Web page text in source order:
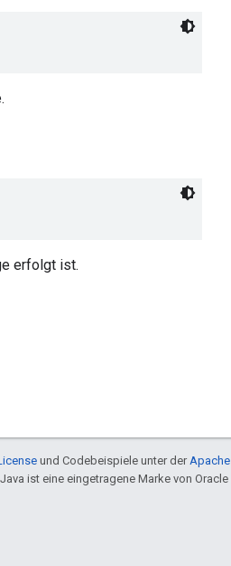
erfolgt ist.
und Codebeispiele unter der Apache
ist eine eingetragene Marke von Oracle